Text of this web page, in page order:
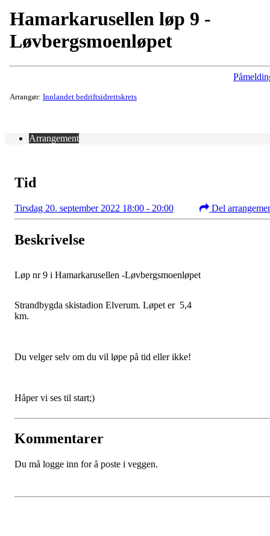
Hamarkarusellen løp 9 -
Løvbergsmoenløpet
Arrangør: Innlandet bedriftsidrettskrets
Arrangement
Tid
Tirsdag 20. september 2022 18:00 - 20:00 Del
Beskrivelse
Løp nr 9 i Hamarkarusellen -Løvbergsmoenløpet
Strandbygda skistadion Elverum. Løpet er 5,4
km.
Du velger selv om du vil løpe på tid eller ikke!
Håper vi ses til start;)
Kommentarer
Du må logge inn for å poste i veggen.